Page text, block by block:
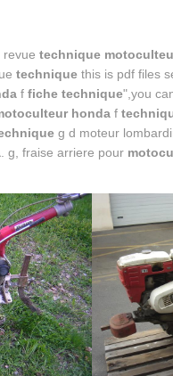
technique
techniquethis is pdf files
f fiche technique",you
hondaf
g d moteur
. g, fraise arriere pour